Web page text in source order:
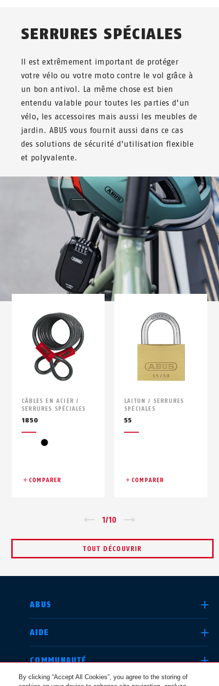
SERRURES SPÉCIALES
Il est extrêmement important de protéger
votre vélo ou votre moto contre le vol grâce à
un bon antivol. La même chose est bien
entendu valable pour toutes les parties d'un
vélo, les accessoires mais aussi les meubles de
jardin. ABUS vous fournit aussi dans ce cas
des solutions de sécurité d'utilisation flexible
et polyvalente.
CÂBLES EN ACIER /
SERRURES SPÉCIALES
1850
noir
COMPARER
LAITON / SERRURES
SPÉCIALES
55
COMPARER
Zurück
1/10
TOUT DÉCOUVRIR
ABUS
AIDE
COMMUNAUTÉ
CHOISIR UN PAYS
Deutschland
By clicking “Accept All Cookies”, you agree to the storing of